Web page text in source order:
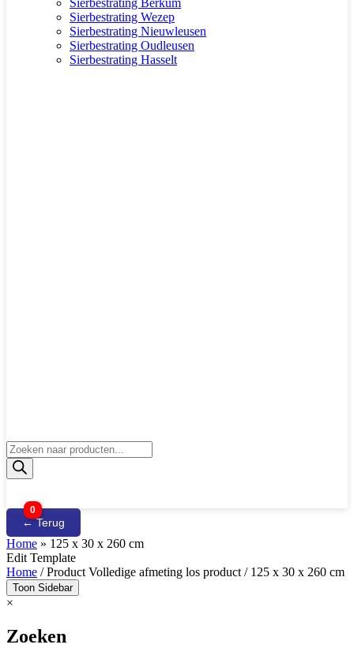
Sierbestrating Wezep
Sierbestrating Nieuwleusen
Sierbestrating Oudleusen
Sierbestrating Hasselt
Producten
zoeken
0
← Terug
Home » 125 x 30 x 260 cm
Edit Template
Home / Product Volledige afmeting los product / 125 x 30 x 260 cm
Toon Sidebar
×
Zoeken